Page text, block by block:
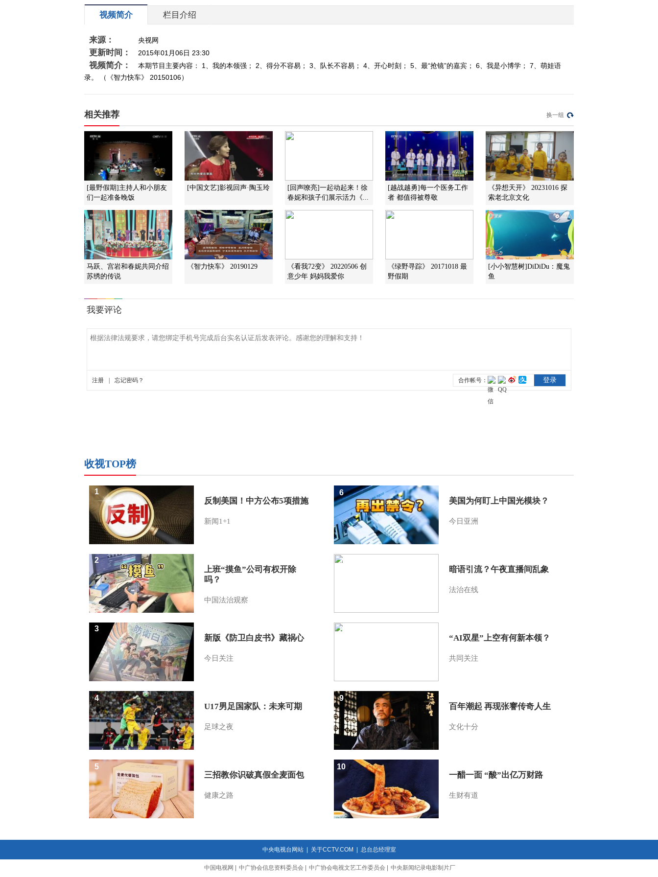
2014-12-16 23:39:17
《智力快车》 20141209
2014-12-10 03:26:18
《智力快车》 20141202
水果大战
2014-12-02 22:41:17
水果大战
2014-11-25 22:56:15
《智力快车》 20141118
2014-11-04 22:29:16
2014-10-14 23:32:17
《智力快车》 20140826
水果大战
2014-07-29 07:08:07
视频简介 栏目介绍
来源： 央视网
更新时间： 2015年01月06日 23:30
视频简介：
本期节目主要内容： 1、我的本领强； 2、得分不容易； 3、队长不容易； 4、开心时刻； 5、最“抢镜”的嘉宾； 6、我是小博学； 7、萌娃语
录。 （《智力快车》 20150106）
相关推荐 换一组
[最野假期]主持人和小朋友
们一起准备晚饭
[中国文艺]影视回声·陶玉玲
[回声嘹亮]一起动起来！徐
春妮和孩子们展示活力《...
[越战越勇]每一个医务工作
者 都值得被尊敬
《异想天开》 20231016 探
索老北京文化
马跃、宫岩和春妮共同介绍
苏绣的传说
《智力快车》 20190129
《看我72变》 20220506 创
意少年 妈妈我爱你
《绿野寻踪》 20171018 最
野假期
[小小智慧树]DiDiDu：魔鬼
鱼
收视TOP榜
反制美国！中方公布5项措施
新闻1+1
1
上班“摸鱼”公司有权开除
吗？
中国法治观察
2
新版《防卫白皮书》藏祸心
今日关注
3
U17男足国家队：未来可期
足球之夜
4
三招教你识破真假全麦面包
健康之路
5
美国为何盯上中国光模块？
今日亚洲
6
暗语引流？午夜直播间乱象
法治在线
7
“AI双星”上空有何新本领？
共同关注
8
百年潮起 再现张謇传奇人生
文化十分
9
一醋一面 “酸”出亿万财路
生财有道
10
中央电视台网站| 关于CCTV.COM 总台总经理室
中国电视网 中广协会信息资料委员会 中广协会电视文艺工作委员会 中央新闻纪录电影制片厂